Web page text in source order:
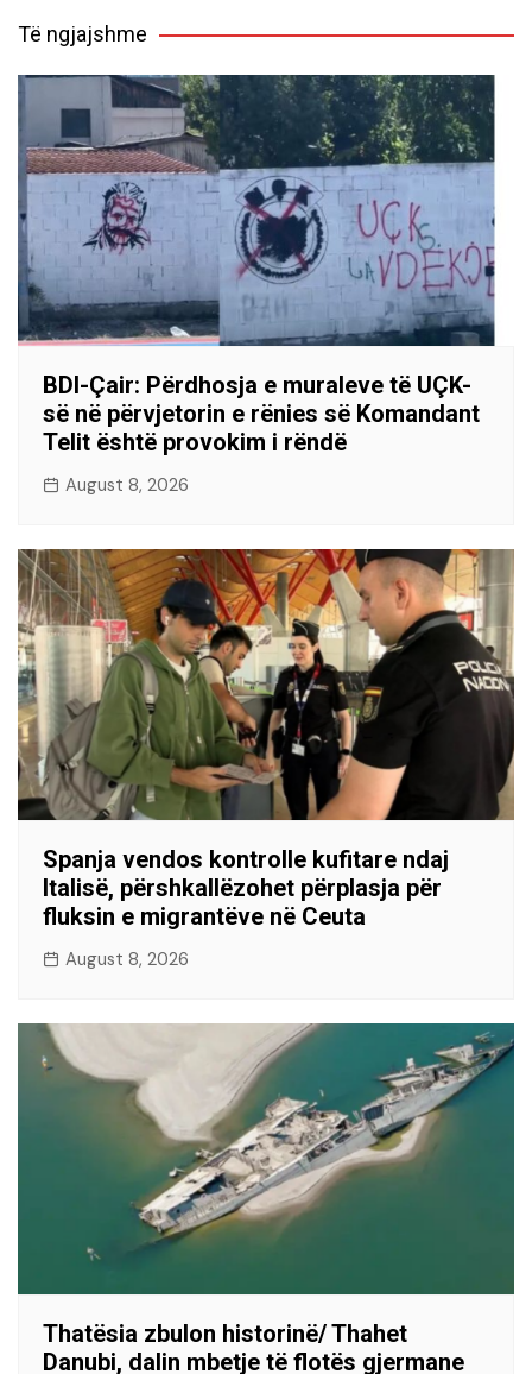
Të ngjajshme
BDI-Çair: Përdhosja e muraleve të UÇK-
së në përvjetorin e rënies së Komandant
Telit është provokim i rëndë
August 8, 2026
Spanja vendos kontrolle kufitare ndaj
Italisë, përshkallëzohet përplasja për
fluksin e migrantëve në Ceuta
August 8, 2026
Thatësia zbulon historinë/ Thahet
Danubi, dalin mbetje të flotës gjermane